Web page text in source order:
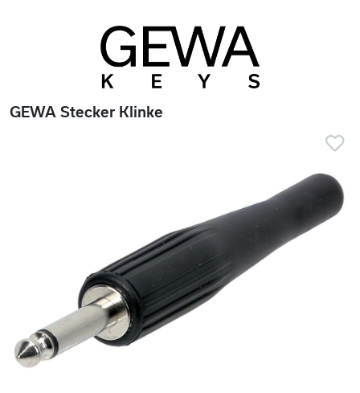
GEWA Stecker Klinke